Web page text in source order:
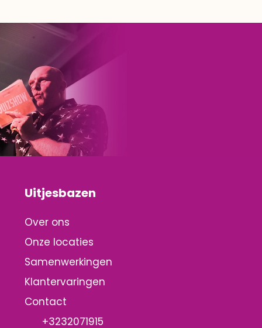
Uitjesbazen
Over ons
Onze locaties
Samenwerkingen
Klantervaringen
Contact
+3232071915